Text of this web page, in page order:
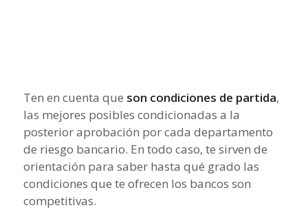
Ten en cuenta que son condiciones de partida,
las mejores posibles condicionadas a la
posterior aprobación por cada departamento
de riesgo bancario. En todo caso, te sirven de
orientación para saber hasta qué grado las
condiciones que te ofrecen los bancos son
competitivas.